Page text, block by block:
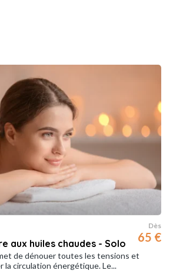
aux huiles chaudes - Solo
Dès
65 €
de dénouer toutes les tensions et
la circulation énergétique. Le...